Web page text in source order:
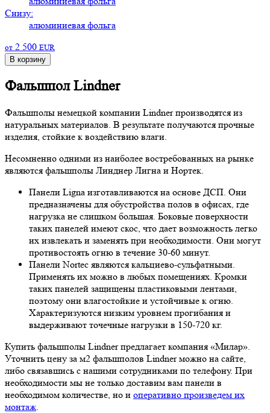
Снизу:
алюминиевая фольга
от 2 500 EUR
В корзину
Фальшпол Lindner
Фальшполы немецкой компании Lindner производятся из
натуральных материалов. В результате получаются прочные
изделия, стойкие к воздействию влаги.
Несомненно одними из наиболее востребованных на рынке
являются фальшполы Линднер Лигна и Нортек.
Панели Ligna изготавливаются на основе ДСП. Они
предназначены для обустройства полов в офисах, где
нагрузка не слишком большая. Боковые поверхности
таких панелей имеют скос, что дает возможность легко
их извлекать и заменять при необходимости. Они могут
противостоять огню в течение 30-60 минут.
Панели Nortec являются кальциево-сульфатными.
Применять их можно в любых помещениях. Кромки
таких панелей защищены пластиковыми лентами,
поэтому они влагостойкие и устойчивые к огню.
Характеризуются низким уровнем прогибания и
выдерживают точечные нагрузки в 150-720 кг.
Купить фальшполы Lindner предлагает компания «Милар».
Уточнить цену за м2 фальшполов Lindner можно на сайте,
либо связавшись с нашими сотрудниками по телефону. При
необходимости мы не только доставим вам панели в
необходимом количестве, но и оперативно произведем их
монтаж